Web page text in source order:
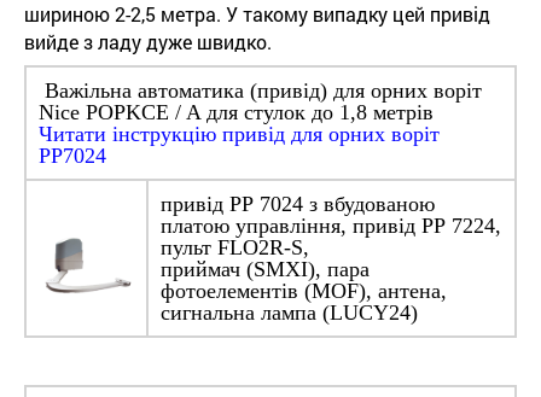
шириною 2-2,5 метра. У такому випадку цей привід
вийде з ладу дуже швидко.
Важільна автоматика (привід) для орних воріт
Nice РOРKCE / A для стулок до 1,8 метрів
Читати інструкцію привід для орних воріт
PP7024
привід РР 7024 з вбудованою
платою управління, привід РР 7224,
пульт FLO2R-S,
приймач (SMXI), пара
фотоелементів (MOF), антена,
сигнальна лампа (LUCY24)